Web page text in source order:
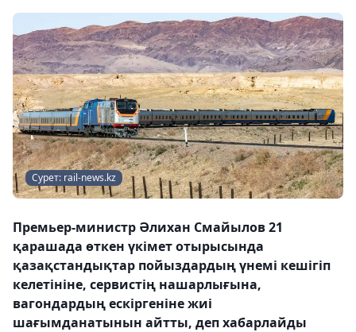
Сурет: rail-news.kz
Премьер-министр Әлихан Смайылов 21
қарашада өткен үкімет отырысында
қазақстандықтар пойыздардың үнемі кешігіп
келетініне, сервистің нашарлығына,
вагондардың ескіргеніне жиі
шағымданатынын айтты, деп хабарлайды